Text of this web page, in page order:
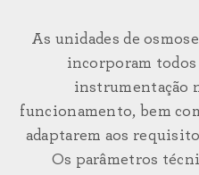
As unidades de
incorporam
instrumentação
funcionamento, bem
adaptarem aos
Os parâmetros